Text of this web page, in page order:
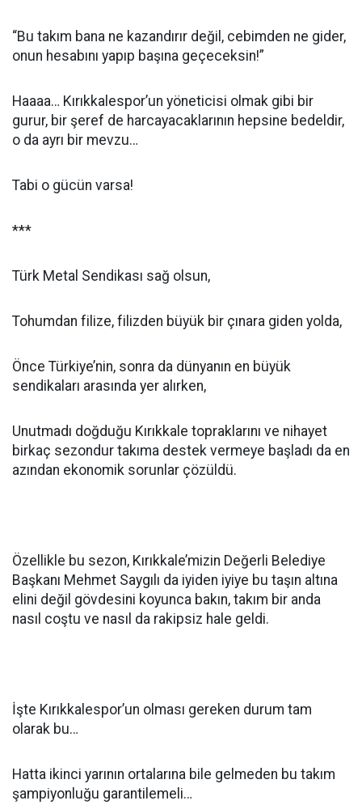
“Bu takım bana ne kazandırır değil, cebimden ne gider,
onun hesabını yapıp başına geçeceksin!”
Haaaa… Kırıkkalespor’un yöneticisi olmak gibi bir
gurur, bir şeref de harcayacaklarının hepsine bedeldir,
o da ayrı bir mevzu…
Tabi o gücün varsa!
***
Türk Metal Sendikası sağ olsun,
Tohumdan filize, filizden büyük bir çınara giden yolda,
Önce Türkiye’nin, sonra da dünyanın en büyük
sendikaları arasında yer alırken,
Unutmadı doğduğu Kırıkkale topraklarını ve nihayet
birkaç sezondur takıma destek vermeye başladı da en
azından ekonomik sorunlar çözüldü.
Özellikle bu sezon, Kırıkkale’mizin Değerli Belediye
Başkanı Mehmet Saygılı da iyiden iyiye bu taşın altına
elini değil gövdesini koyunca bakın, takım bir anda
nasıl coştu ve nasıl da rakipsiz hale geldi.
İşte Kırıkkalespor’un olması gereken durum tam
olarak bu…
Hatta ikinci yarının ortalarına bile gelmeden bu takım
şampiyonluğu garantilemeli…